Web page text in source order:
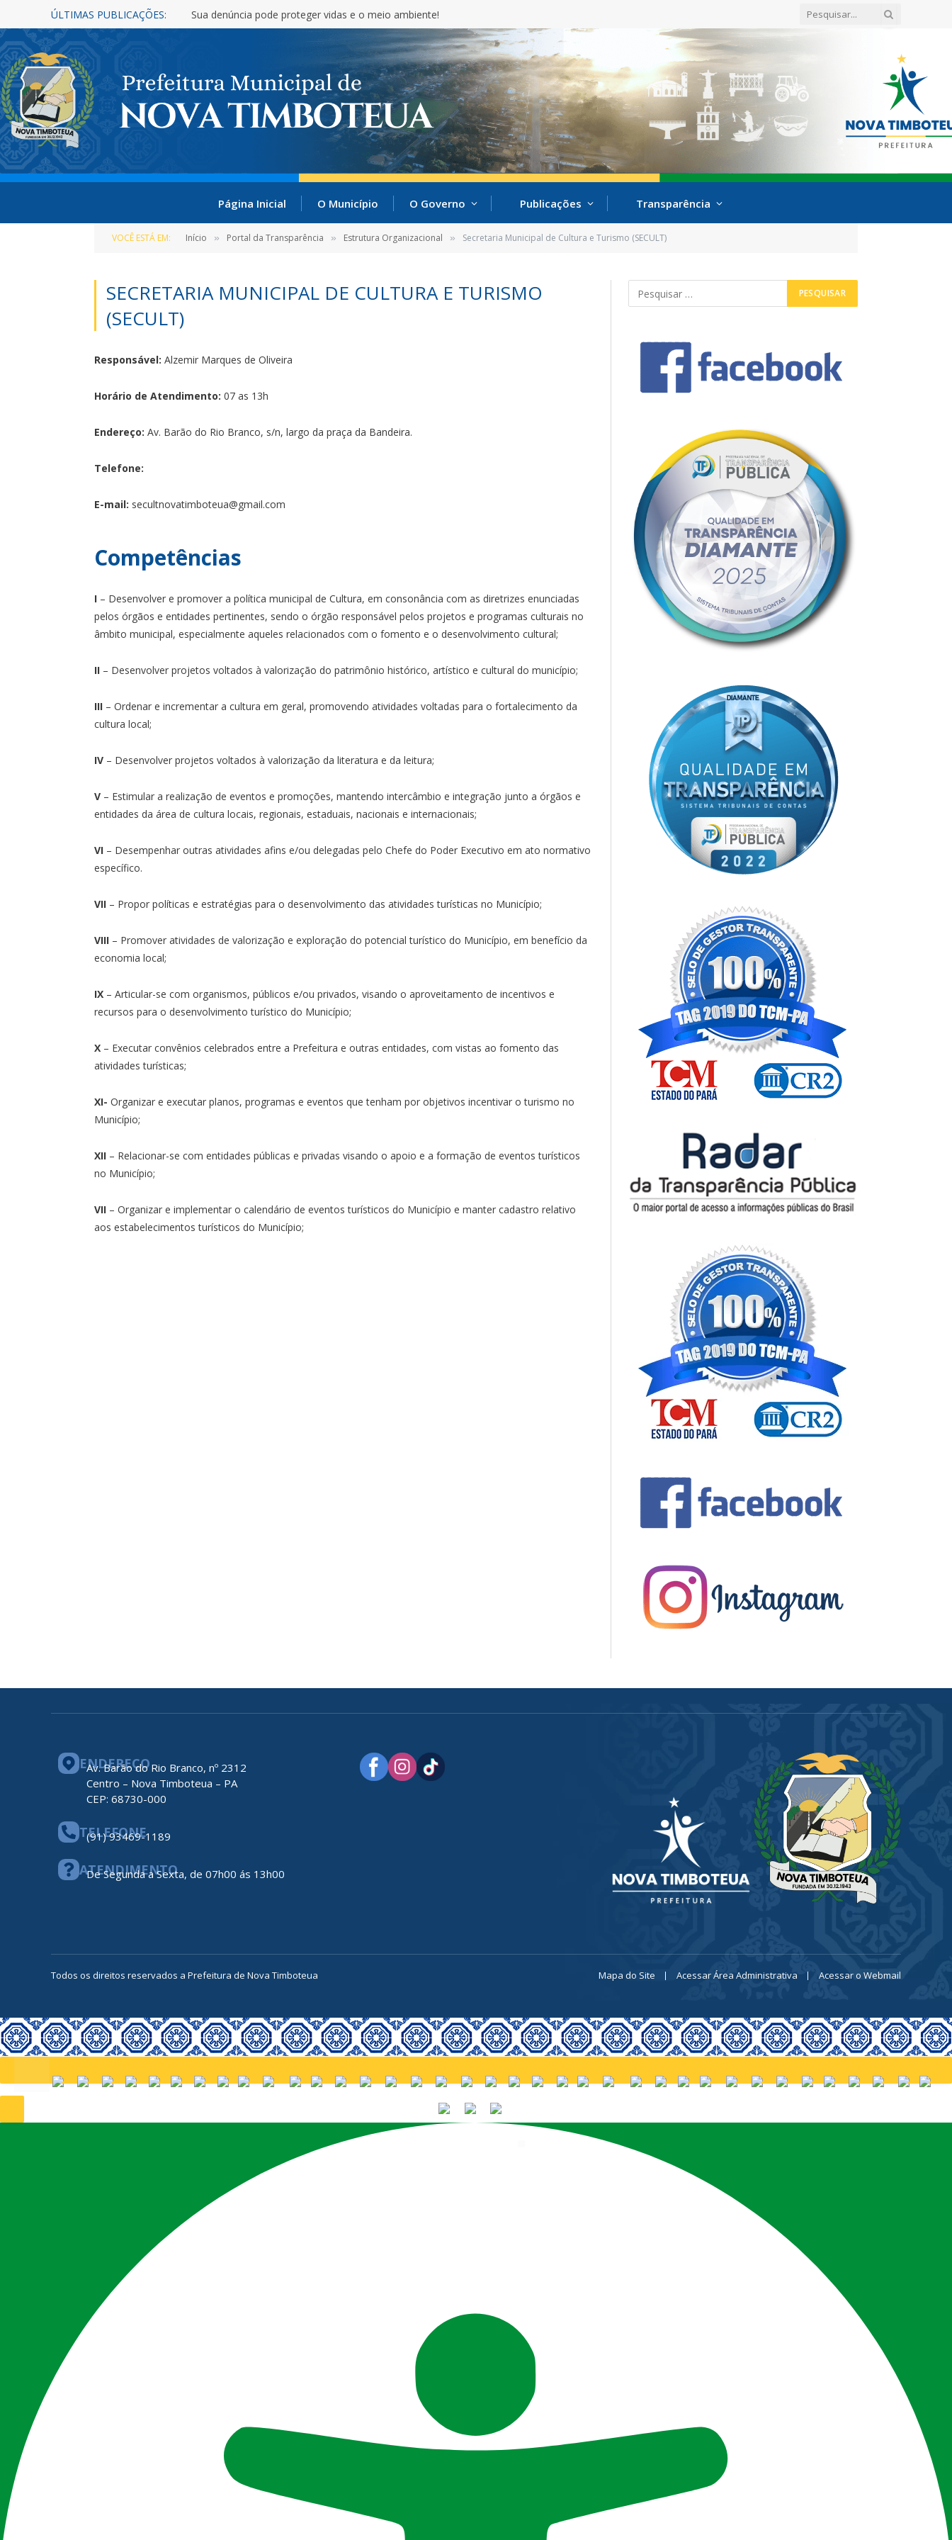
ÚLTIMAS PUBLICAÇÕES: Sua denúncia pode proteger vidas e o meio ambiente!
Página Inicial O Município O Governo Publicações Transparência
VOCÊ ESTÁ EM: Início » Portal da Transparência » Estrutura Organizacional » Secretaria Municipal de Cultura e Turismo (SECULT)
SECRETARIA MUNICIPAL DE CULTURA E TURISMO
(SECULT)
Responsável: Alzemir Marques de Oliveira
Horário de Atendimento: 07 as 13h
Endereço: Av. Barão do Rio Branco, s/n, largo da praça da Bandeira.
Telefone:
E-mail: secultnovatimboteua@gmail.com
Competências
I – Desenvolver e promover a política municipal de Cultura, em consonância com as diretrizes enunciadas
pelos órgãos e entidades pertinentes, sendo o órgão responsável pelos projetos e programas culturais no
âmbito municipal, especialmente aqueles relacionados com o fomento e o desenvolvimento cultural;
II – Desenvolver projetos voltados à valorização do patrimônio histórico, artístico e cultural do município;
III – Ordenar e incrementar a cultura em geral, promovendo atividades voltadas para o fortalecimento da
cultura local;
IV – Desenvolver projetos voltados à valorização da literatura e da leitura;
V – Estimular a realização de eventos e promoções, mantendo intercâmbio e integração junto a órgãos e
entidades da área de cultura locais, regionais, estaduais, nacionais e internacionais;
VI – Desempenhar outras atividades afins e/ou delegadas pelo Chefe do Poder Executivo em ato normativo
específico.
VII – Propor políticas e estratégias para o desenvolvimento das atividades turísticas no Município;
VIII – Promover atividades de valorização e exploração do potencial turístico do Município, em benefício da
economia local;
IX – Articular-se com organismos, públicos e/ou privados, visando o aproveitamento de incentivos e
recursos para o desenvolvimento turístico do Município;
X – Executar convênios celebrados entre a Prefeitura e outras entidades, com vistas ao fomento das
atividades turísticas;
XI- Organizar e executar planos, programas e eventos que tenham por objetivos incentivar o turismo no
Município;
XII – Relacionar-se com entidades públicas e privadas visando o apoio e a formação de eventos turísticos
no Município;
VII – Organizar e implementar o calendário de eventos turísticos do Município e manter cadastro relativo
aos estabelecimentos turísticos do Município;
ENDEREÇO
Av. Barão do Rio Branco, nº 2312
Centro – Nova Timboteua – PA
CEP: 68730-000
TELEFONE
(91) 93469-1189
ATENDIMENTO
De Segunda a Sexta, de 07h00 ás 13h00
Todos os direitos reservados a Prefeitura de Nova Timboteua Mapa do Site Acessar Área Administrativa Acessar o Webmail
PORTUGUÊS (BRASIL)